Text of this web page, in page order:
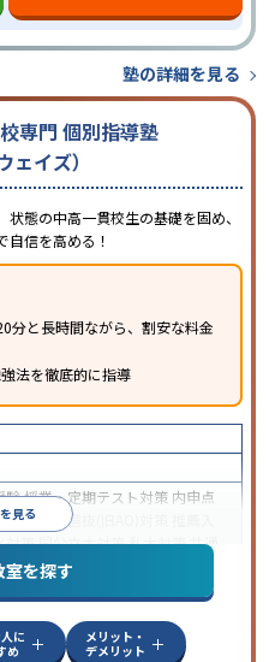
塾の詳細を見る
専門 個別指導塾
ェイズ）
状態の中高一貫校生の基礎を固め、
自信を高める！
分と長時間ながら、割安な料金
法を徹底的に指導
見る
験授業・定期テスト対策 内申点
着 総合型選抜(旧AO)対策
対策国公立大対策私大対策共通
語検定)対策
応授業の振替可能1科目から受講
もに対応 自習室あり
室を探す
に
め
メリット・
デメリット